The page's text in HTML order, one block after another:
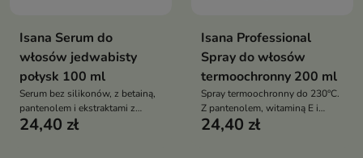
Isana Serum do
włosów jedwabisty
połysk 100 ml
Serum bez silikonów, z betainą,
pantenolem i ekstraktami z
magnolii i lotosu. Wygładza,
24,40 zł
Isana Professional
Spray do włosów
termoochronny 200 ml
Spray termoochronny do 230°C.
Z pantenolem, witaminą E i
olejami. Chroni, wygładza i
24,40 zł